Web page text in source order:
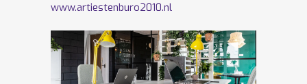
www.artiestenburo2010.nl
Volg ons ook opFacebookenTwitter